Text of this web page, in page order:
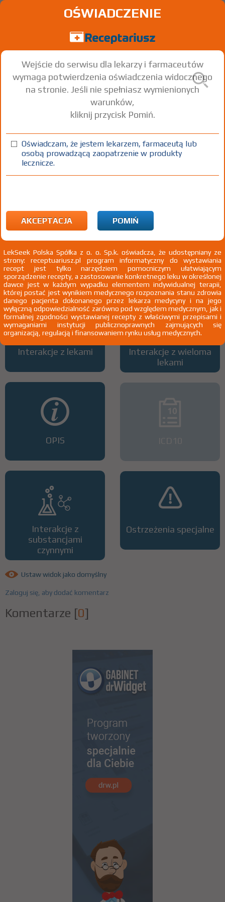
Eucalyptus comp.
Homeopathic
granulki 1 op. 20 g Doustnie
100%
Wszystkie dawki leku
Interakcje z lekami
OPIS
Interakcje z
substancjami
czynnymi
ATC
Interakcje z wieloma
lekami
Ostrzeżenia specjalne
Ustaw widok jako domyślny
Zaloguj się, aby dodać komentarz
Komentarze [0]
OŚWIADCZENIE
Wejście do serwisu dla lekarzy i farmaceutów
wymaga potwierdzenia oświadczenia widocznego
na stronie. Jeśli nie spełniasz wymienionych
warunków,
kliknij przycisk Pomiń.
Oświadczam, że jestem lekarzem, farmaceutą lub
osobą prowadzącą zaopatrzenie w produkty
lecznicze.
AKCEPTACJA POMIŃ
LekSeek Polska Spółka z o. o. Sp.k. oświadcza, że udostępniany ze
strony: receptuariusz.pl program informatyczny do wystawiania
recept jest tylko narzędziem pomocniczym ułatwiającym
sporządzenie recepty, a zastosowanie konkretnego leku w określonej
dawce jest w każdym wypadku elementem indywidualnej terapii,
której postać jest wynikiem medycznego rozpoznania stanu zdrowia
danego pacjenta dokonanego przez lekarza medycyny i na jego
wyłączną odpowiedzialność zarówno pod względem medycznym, jak i
formalnej zgodności wystawianej recepty z właściwymi przepisami i
wymaganiami instytucji publicznoprawnych zajmujących się
organizacją, regulacją i finansowaniem rynku usług medycznych.